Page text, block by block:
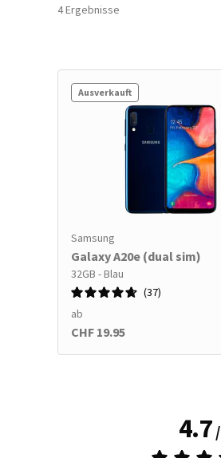
4Ergebnisse
Ausverkauft
Samsung
Galaxy A20e (dual sim)
32GB - Blau
37
ab
CHF 19.95
4.7/